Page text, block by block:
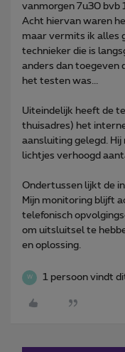
vanmorgen 7u30 bvb
Acht hiervan waren
maar vermits ik alles
technieker die is
anders dan toegeven
het testen was...
Uiteindelijk heeft de
thuisadres) het
aansluiting gelegd. Hij
lichtjes verhoogd
Ondertussen lijkt de
Mijn monitoring blijft
telefonisch
om uitsluitsel te
en oplossing.
W 1 persoon vindt